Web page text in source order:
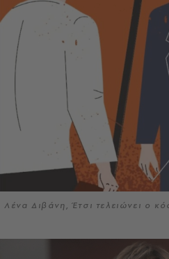
Λένα Διβάνη, Έτσι τελειώνει ο